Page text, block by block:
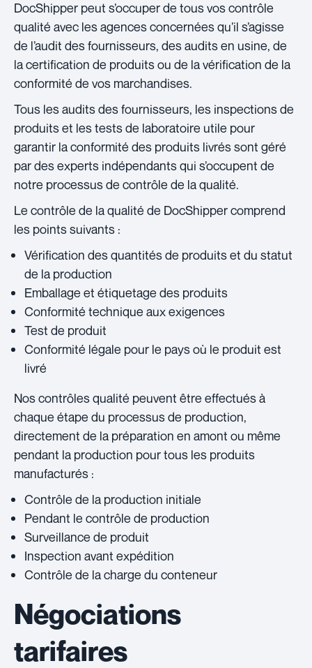
DocShipper peut s’occuper de tous vos contrôle
qualité avec les agences concernées qu’il s’agisse
de l’audit des fournisseurs, des audits en usine, de
la certification de produits ou de la vérification de la
conformité de vos marchandises.
Tous les audits des fournisseurs, les inspections de
produits et les tests de laboratoire utile pour
garantir la conformité des produits livrés sont géré
par des experts indépendants qui s’occupent de
notre processus de contrôle de la qualité.
Le contrôle de la qualité de DocShipper comprend
les points suivants :
Vérification des quantités de produits et du statut
de la production
Emballage et étiquetage des produits
Conformité technique aux exigences
Test de produit
Conformité légale pour le pays où le produit est
livré
Nos contrôles qualité peuvent être effectués à
chaque étape du processus de production,
directement de la préparation en amont ou même
pendant la production pour tous les produits
manufacturés :
Contrôle de la production initiale
Pendant le contrôle de production
Surveillance de produit
Inspection avant expédition
Contrôle de la charge du conteneur
Négociations
tarifaires